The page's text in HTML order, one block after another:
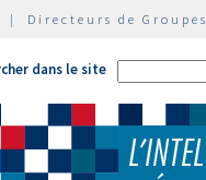
| Directeurs de Groupes
dans le site